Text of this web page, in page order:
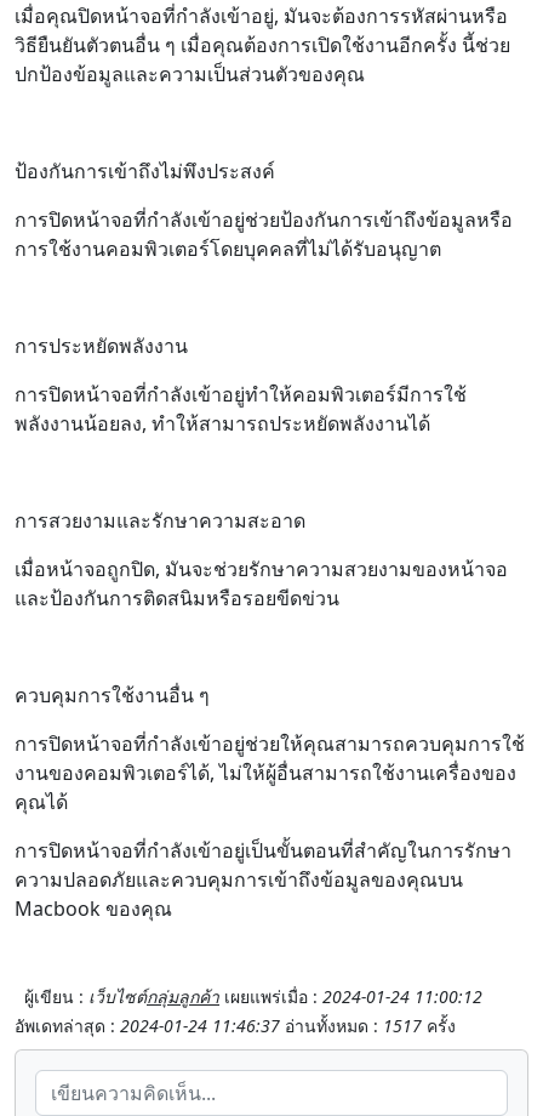
เมื่อคุณปิดหน้าจอที่กำลังเข้าอยู่, มันจะต้องการรหัสผ่านหรือ
วิธียืนยันตัวตนอื่น ๆ เมื่อคุณต้องการเปิดใช้งานอีกครั้ง นี้ช่วย
ปกป้องข้อมูลและความเป็นส่วนตัวของคุณ
ป้องกันการเข้าถึงไม่พึงประสงค์
การปิดหน้าจอที่กำลังเข้าอยู่ช่วยป้องกันการเข้าถึงข้อมูลหรือ
การใช้งานคอมพิวเตอร์โดยบุคคลที่ไม่ได้รับอนุญาต
การประหยัดพลังงาน
การปิดหน้าจอที่กำลังเข้าอยู่ทำให้คอมพิวเตอร์มีการใช้
พลังงานน้อยลง, ทำให้สามารถประหยัดพลังงานได้
การสวยงามและรักษาความสะอาด
เมื่อหน้าจอถูกปิด, มันจะช่วยรักษาความสวยงามของหน้าจอ
และป้องกันการติดสนิมหรือรอยขีดข่วน
ควบคุมการใช้งานอื่น ๆ
การปิดหน้าจอที่กำลังเข้าอยู่ช่วยให้คุณสามารถควบคุมการใช้
งานของคอมพิวเตอร์ได้, ไม่ให้ผู้อื่นสามารถใช้งานเครื่องของ
คุณได้
การปิดหน้าจอที่กำลังเข้าอยู่เป็นขั้นตอนที่สำคัญในการรักษา
ความปลอดภัยและควบคุมการเข้าถึงข้อมูลของคุณบน
Macbook ของคุณ
ผู้เขียน : เว็บไซต์กลุ่มลูกค้า เผยแพร่เมื่อ : 2024-01-24 11:00:12
อัพเดทล่าสุด : 2024-01-24 11:46:37 อ่านทั้งหมด : 1517 ครั้ง